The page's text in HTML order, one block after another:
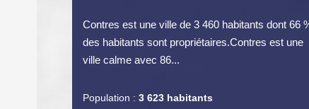
Contres est une ville de 3 460 habitants dont 66
des habitants sont propriétaires.Contres est une
ville calme avec 86...
Population : 3 623 habitants